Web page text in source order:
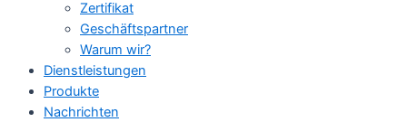
Zertifikat
Geschäftspartner
Warum wir?
Dienstleistungen
Produkte
Nachrichten